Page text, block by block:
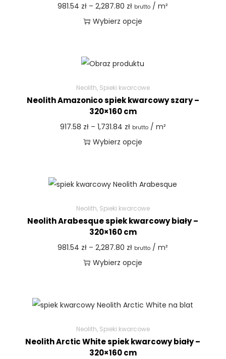
981.54 zł – 2,287.80 zł brutto / m²
Wybierz opcje
Neolith, Spieki kwarcowe
Neolith Amazonico spiek kwarcowy szary –
320×160 cm
917.58 zł – 1,731.84 zł brutto/ m²
Wybierz opcje
Neolith, Spieki kwarcowe
Neolith Arabesque spiek kwarcowy biały –
320×160 cm
981.54 zł – 2,287.80 zł brutto / m²
Wybierz opcje
Neolith, Spieki kwarcowe
Neolith Arctic White spiek kwarcowy biały –
320×160 cm